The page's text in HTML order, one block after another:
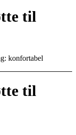
til
konfortabel
til